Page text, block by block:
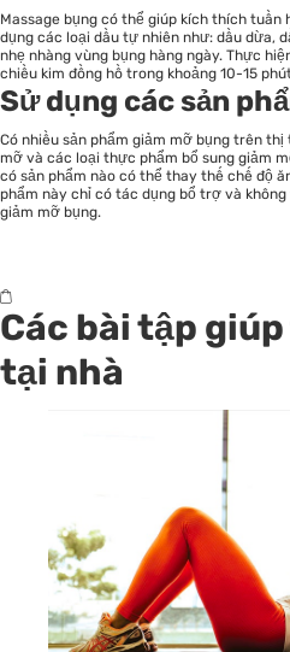
Massage bụng có thể giúp kích thích tuần
dụng các loại dầu tự nhiên như: dầu dừa,
nhẹ nhàng vùng bụng hàng ngày. Thực
chiều kim đồng hồ trong khoảng 10-15
Sử dụng các sản
Có nhiều sản phẩm giảm mỡ bụng trên
mỡ và các loại thực phẩm bổ sung giảm
có sản phẩm nào có thể thay thế chế độ
phẩm này chỉ có tác dụng bổ trợ và
giảm mỡ bụng.
Các bài tập
tại nhà